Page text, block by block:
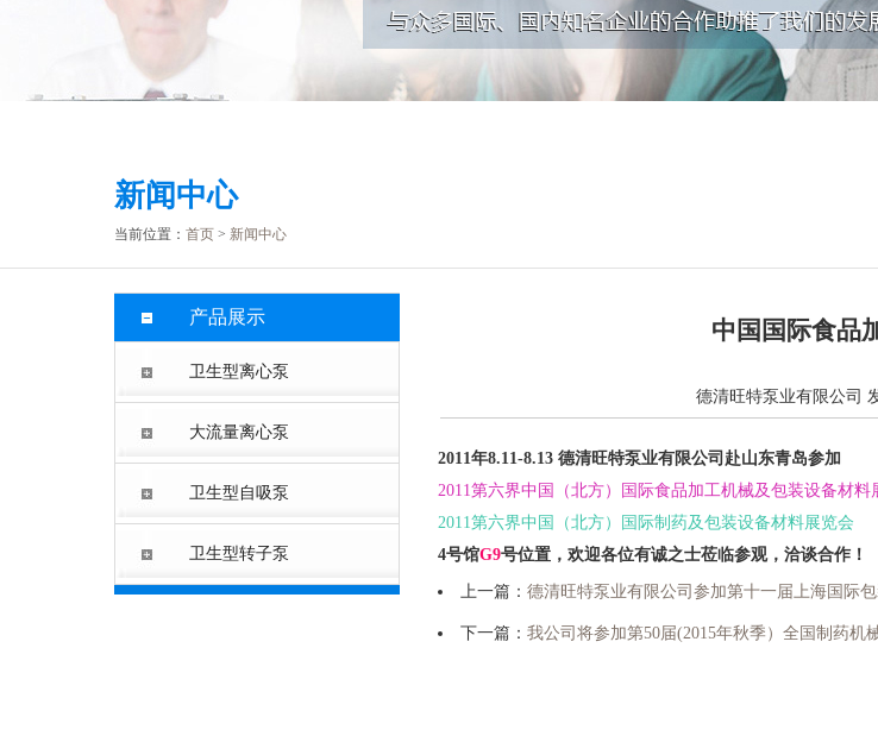
新闻中心
当前位置： 首页 > 新闻中心
产品展示
卫生型离心泵
大流量离心泵
卫生型自吸泵
卫生型转子泵
中国国际食品
德清旺特泵业有限公司
2011年8.11-8.13 德清旺特泵业有限公司赴山东青岛参加
2011第六界中国（北方）国际食品加工机械及包装设备材料
2011第六界中国（北方）国际制药及包装设备材料展览会
4号馆G9号位置，欢迎各位有诚之士莅临参观，洽谈合作！
上一篇： 德清旺特泵业有限公司参加第十一届上海国际
下一篇： 我公司将参加第50届(2015年秋季）全国制药机